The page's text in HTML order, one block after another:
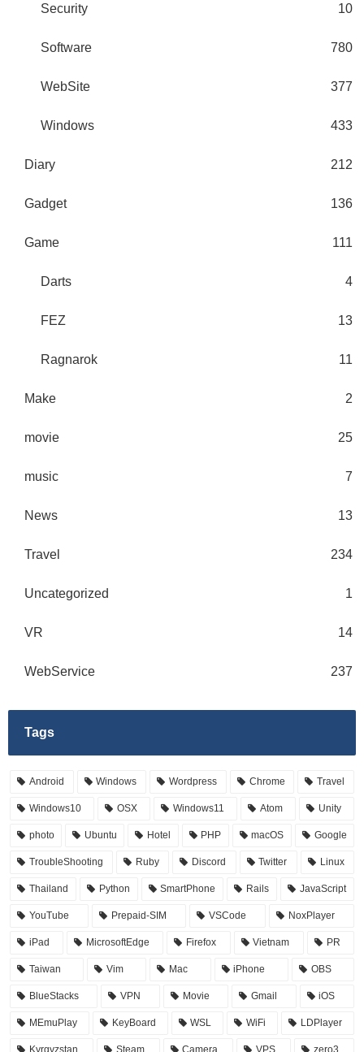
Security 10
Software 780
WebSite 377
Windows 433
Diary 212
Gadget 136
Game 111
Darts 4
FEZ 13
Ragnarok 11
Make 2
movie 25
music 7
News 13
Travel 234
Uncategorized 1
VR 14
WebService 237
Tags
Android Windows Wordpress Chrome Travel
Windows10 OSX Windows11 Atom Unity
photo Ubuntu Hotel PHP macOS Google
TroubleShooting Ruby Discord Twitter Linux
Thailand Python SmartPhone Rails JavaScript
YouTube Prepaid-SIM VSCode NoxPlayer
iPad MicrosoftEdge Firefox Vietnam PR
Taiwan Vim Mac iPhone OBS
BlueStacks VPN Movie Gmail iOS
MEmuPlay KeyBoard WSL WiFi LDPlayer
Kyrgyzstan Steam Camera VPS zero3